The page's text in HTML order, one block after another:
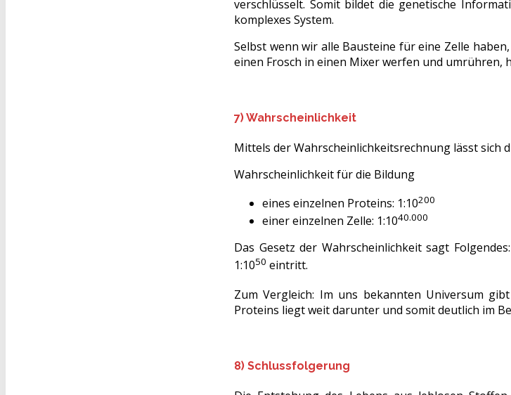
verschlüsselt. Somit bildet die genetische
komplexes System.
Selbst wenn wir alle Bausteine für eine Zelle
einen Frosch in einen Mixer werfen und umrühren,
7) Wahrscheinlichkeit
Mittels der Wahrscheinlichkeitsrechnung lässt sich
Wahrscheinlichkeit für die Bildung
eines einzelnen Proteins: 1:10200
einer einzelnen Zelle: 1:1040.000
Das Gesetz der Wahrscheinlichkeit sagt
1:1050 eintritt.
Zum Vergleich: Im uns bekannten Universum
Proteins liegt weit darunter und somit deutlich im
8) Schlussfolgerung